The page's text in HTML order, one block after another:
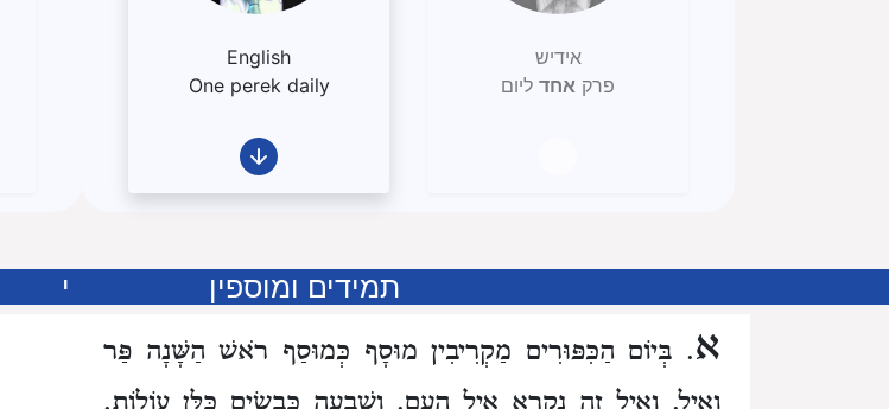
אידיש
פרק אחד ליום
English
One perek daily
תמידים ומוספין י
א. בְּיוֹם הַכִּפּוּרִים מַקְרִיבִין מוּסָף כְּמוּסַף רֹאשׁ הַשָּׁנָה פַּר